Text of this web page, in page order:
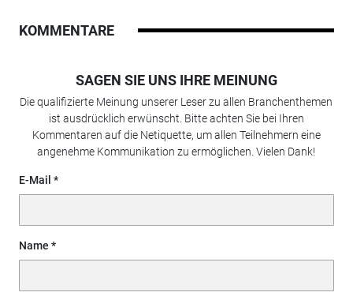
KOMMENTARE
SAGEN SIE UNS IHRE MEINUNG
Die qualifizierte Meinung unserer Leser zu allen Branchenthemen
ist ausdrücklich erwünscht. Bitte achten Sie bei Ihren
Kommentaren auf die Netiquette, um allen Teilnehmern eine
angenehme Kommunikation zu ermöglichen. Vielen Dank!
E-Mail
Name